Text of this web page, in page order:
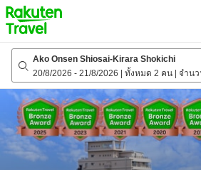
to
top
page
Ako Onsen Shiosai-Kirara Shokichi
20/8/2026 - 21/8/2026 ทั้งหมด 2 คน จำนว